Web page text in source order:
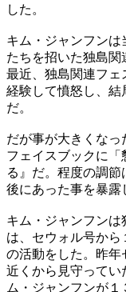
した。
キム・ジャンフン
たちを招いた独島関
最近、独島関連フェ
経験して憤怒し、結
だ。
だが事が大きくな
フェイスブックに
る』だ。程度の調
後にあった事を暴露
キム・ジャンフン
は、セウォル号か
の活動をした。昨年
近くから見守ってい
ム・ジャンフンが